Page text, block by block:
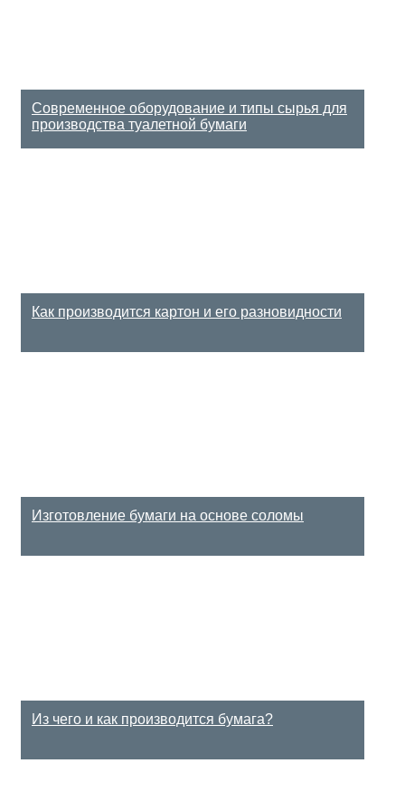
Современное оборудование и типы сырья для
производства туалетной бумаги
Как производится картон и его разновидности
Изготовление бумаги на основе соломы
Из чего и как производится бумага?